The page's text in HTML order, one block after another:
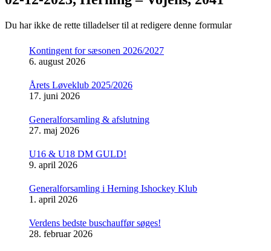
Du har ikke de rette tilladelser til at redigere denne formular
Kontingent for sæsonen 2026/2027
6. august 2026
Årets Løveklub 2025/2026
17. juni 2026
Generalforsamling & afslutning
27. maj 2026
U16 & U18 DM GULD!
9. april 2026
Generalforsamling i Herning Ishockey Klub
1. april 2026
Verdens bedste buschauffør søges!
28. februar 2026